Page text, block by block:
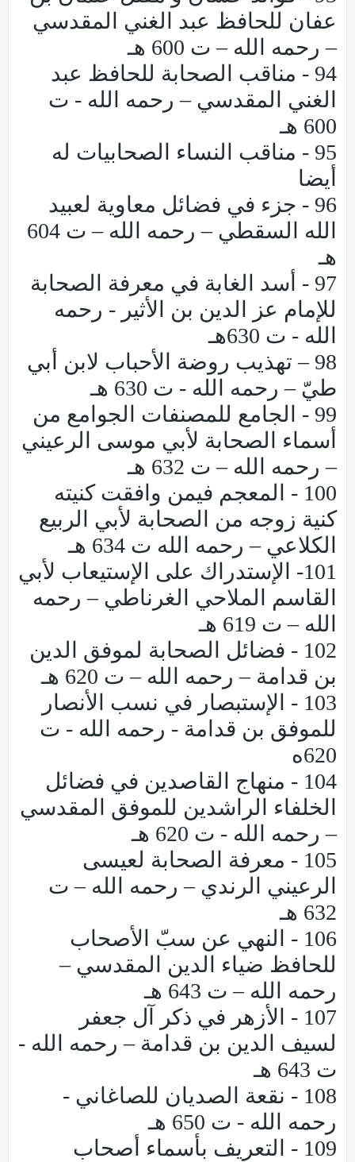
عفان للحافظ عبد الغني المقدسي
– رحمه الله – ت 600 هـ
94 - مناقب الصحابة للحافظ عبد
الغني المقدسي – رحمه الله - ت
600 هـ
95 - مناقب النساء الصحابيات له
أيضا
96 - جزء في فضائل معاوية لعبيد
الله السقطي – رحمه الله – ت 604
هـ
97 - أسد الغابة في معرفة الصحابة
للإمام عز الدين بن الأثير - رحمه
الله - ت 630هـ
98 – تهذيب روضة الأحباب لابن أبي
طيّ – رحمه الله - ت 630 هـ
99 - الجامع للمصنفات الجوامع من
أسماء الصحابة لأبي موسى الرعيني
– رحمه الله – ت 632 هـ
100 - المعجم فيمن وافقت كنيته
كنية زوجه من الصحابة لأبي الربيع
الكلاعي – رحمه الله ت 634 هـ
101- الإستدراك على الإستيعاب لأبي
القاسم الملاحي الغرناطي – رحمه
الله – ت 619 هـ
102 - فضائل الصحابة لموفق الدين
بن قدامة – رحمه الله – ت 620 هـ
103 - الإستبصار في نسب الأنصار
للموفق بن قدامة - رحمه الله - ت
620ه
104 - منهاج القاصدين في فضائل
الخلفاء الراشدين للموفق المقدسي
– رحمه الله - ت 620 هـ
105 - معرفة الصحابة لعيسى
الرعيني الرندي – رحمه الله – ت
632 هـ
106 - النهي عن سبّ الأصحاب
للحافظ ضياء الدين المقدسي –
رحمه الله – ت 643 هـ
107 - الأزهر في ذكر آل جعفر
لسيف الدين بن قدامة – رحمه الله -
ت 643 هـ
108 - نقعة الصديان للصاغاني -
رحمه الله - ت 650 هـ
109 - التعريف بأسماء أصحاب